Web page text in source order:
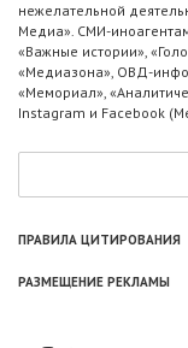
нежелательной
Медиа». СМИ-
«Важные истории»,
«Медиазона», ОВД-
«Мемориал»,
Instagram и Facebook
ПРАВИЛА ЦИТИРОВАНИЯ
РАЗМЕЩЕНИЕ РЕКЛАМЫ